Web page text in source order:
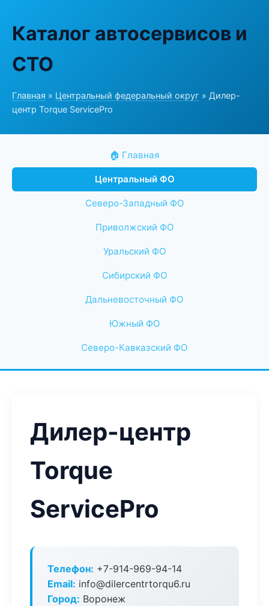
Каталог автосервисов и
СТО
Главная » Центральный федеральный округ » Дилер-
центр Torque ServicePro
🏠 Главная
Центральный ФО
Северо-Западный ФО
Приволжский ФО
Уральский ФО
Сибирский ФО
Дальневосточный ФО
Южный ФО
Северо-Кавказский ФО
Дилер-центр
Torque
ServicePro
Телефон: +7-914-969-94-14
Email: info@dilercentrtorqu6.ru
Город: Воронеж